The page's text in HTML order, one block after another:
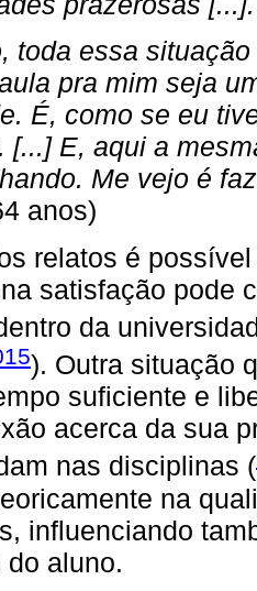
toda essa
pra mim seja
É, como se eu
[...] E, aqui a
Me vejo é
anos)
relatos é
satisfação pode
da
). Outra situação
suficiente e
acerca da sua
nas disciplinas (
na
influenciando
aluno.